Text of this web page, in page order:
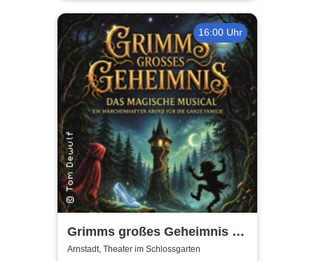
16:00 Uhr
Grimms großes Geheimnis -
Theater Arnstadt
Arnstadt, Theater im Schlossgarten